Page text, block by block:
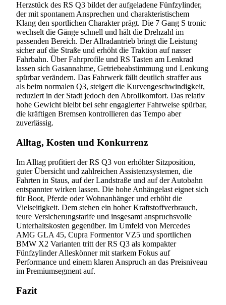
Herzstück des RS Q3 bildet der aufgeladene Fünfzylinder,
der mit spontanem Ansprechen und charakteristischem
Klang den sportlichen Charakter prägt. Die 7 Gang S tronic
wechselt die Gänge schnell und hält die Drehzahl im
passenden Bereich. Der Allradantrieb bringt die Leistung
sicher auf die Straße und erhöht die Traktion auf nasser
Fahrbahn. Über Fahrprofile und RS Tasten am Lenkrad
lassen sich Gasannahme, Getriebeabstimmung und Lenkung
spürbar verändern. Das Fahrwerk fällt deutlich straffer aus
als beim normalen Q3, steigert die Kurvengeschwindigkeit,
reduziert in der Stadt jedoch den Abrollkomfort. Das relativ
hohe Gewicht bleibt bei sehr engagierter Fahrweise spürbar,
die kräftigen Bremsen kontrollieren das Tempo aber
zuverlässig.
Alltag, Kosten und Konkurrenz
Im Alltag profitiert der RS Q3 von erhöhter Sitzposition,
guter Übersicht und zahlreichen Assistenzsystemen, die
Fahrten in Staus, auf der Landstraße und auf der Autobahn
entspannter wirken lassen. Die hohe Anhängelast eignet sich
für Boot, Pferde oder Wohnanhänger und erhöht die
Vielseitigkeit. Dem stehen ein hoher Kraftstoffverbrauch,
teure Versicherungstarife und insgesamt anspruchsvolle
Unterhaltskosten gegenüber. Im Umfeld von Mercedes
AMG GLA 45, Cupra Formentor VZ5 und sportlichen
BMW X2 Varianten tritt der RS Q3 als kompakter
Fünfzylinder Alleskönner mit starkem Fokus auf
Performance und einem klaren Anspruch an das Preisniveau
im Premiumsegment auf.
Fazit